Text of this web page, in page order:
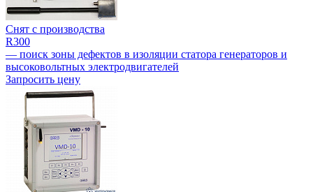
Снят с производства
R300
— поиск зоны дефектов в изоляции статора генераторов и
высоковольтных электродвигателей
Запросить цену